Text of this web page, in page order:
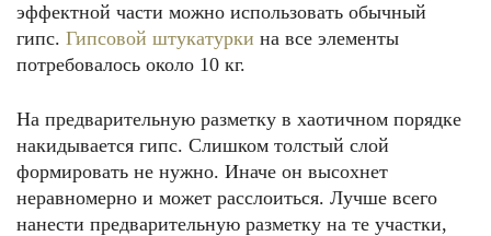
эффектной части можно использовать обычный
гипс. Гипсовой штукатурки на все элементы
потребовалось около 10 кг.
На предварительную разметку в хаотичном порядке
накидывается гипс. Слишком толстый слой
формировать не нужно. Иначе он высохнет
неравномерно и может расслоиться. Лучше всего
нанести предварительную разметку на те участки,